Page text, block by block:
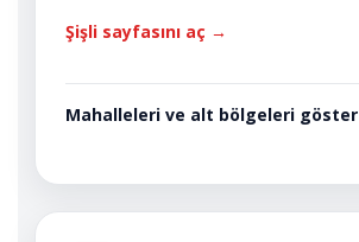
Şişli sayfasını aç →
Mahalleleri ve alt bölgeleri göster